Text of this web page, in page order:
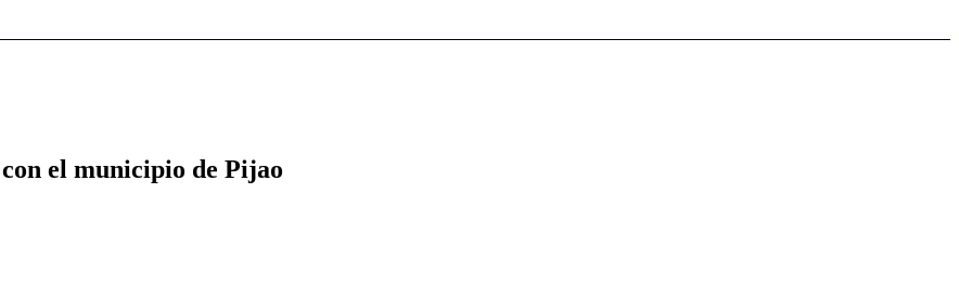
el municipio de Pijao